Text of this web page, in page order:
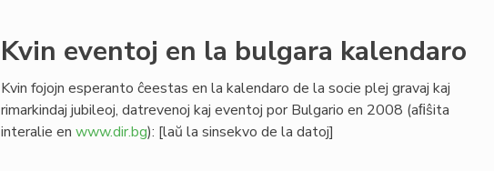
Kvin eventoj en la bulgara kalendaro
Kvin fojojn esperanto ĉeestas en la kalendaro de la socie plej gravaj kaj
rimarkindaj jubileoj, datrevenoj kaj eventoj por Bulgario en 2008 (aﬁŝita
interalie en www.dir.bg): [laŭ la sinsekvo de la datoj]